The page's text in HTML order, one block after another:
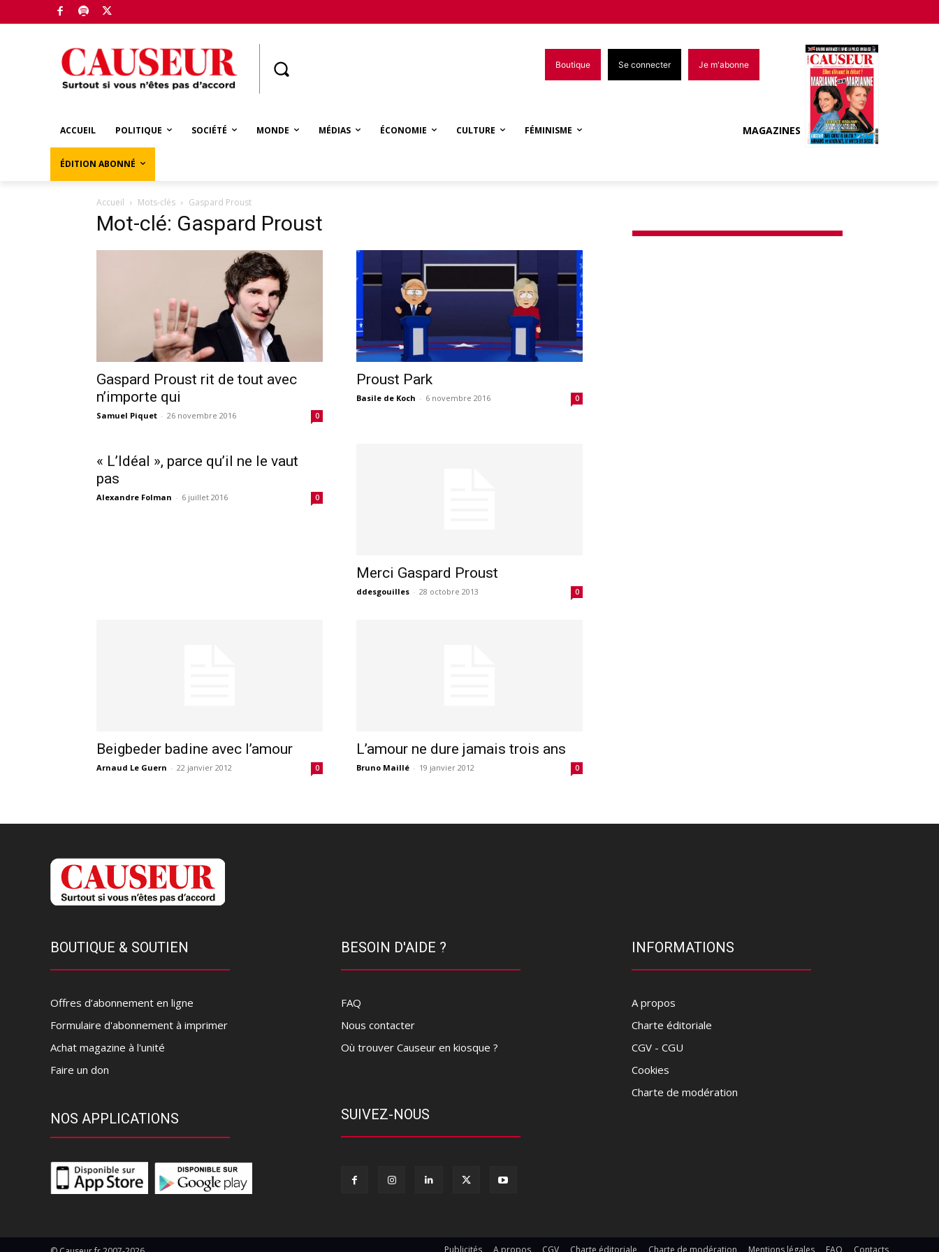
Boutique Se connecter Je m'abonne
ACCUEIL POLITIQUE SOCIÉTÉ MONDE MÉDIAS ÉCONOMIE CULTURE FÉMINISME
ÉDITION ABONNÉ
MAGAZINES
Accueil Mots-clés Gaspard Proust
Mot-clé: Gaspard Proust
Gaspard Proust rit de tout avec
n’importe qui
Samuel Piquet - 26 novembre 2016 0
Proust Park
Basile de Koch - 6 novembre 2016 0
« L’Idéal », parce qu’il ne le vaut
pas
Alexandre Folman - 6 juillet 2016 0
Merci Gaspard Proust
ddesgouilles - 28 octobre 2013 0
Beigbeder badine avec l’amour
Arnaud Le Guern - 22 janvier 2012 0
L’amour ne dure jamais trois ans
Bruno Maillé - 19 janvier 2012 0
BOUTIQUE & SOUTIEN
Offres d’abonnement en ligne
Formulaire d'abonnement à imprimer
Achat magazine à l'unité
Faire un don
NOS APPLICATIONS
BESOIN D'AIDE ?
FAQ
Nous contacter
Où trouver Causeur en kiosque ?
SUIVEZ-NOUS
INFORMATIONS
A propos
Charte éditoriale
CGV - CGU
Cookies
Charte de modération
Publicités A propos CGV Charte éditoriale Charte de modération Mentions légales FAQ Contacts